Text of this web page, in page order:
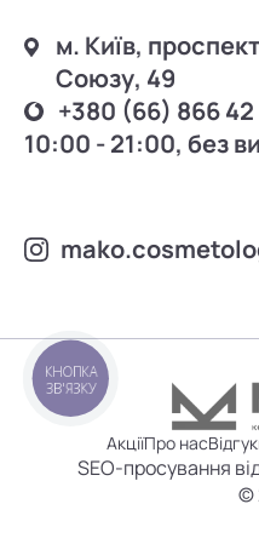
м. Київ,
Союзу, 49
+380 (66) 866
10:00 - 21:00, без
АкціїПро нас
SEO-просування
©
КНОПКА
ЗВ'ЯЗКУ